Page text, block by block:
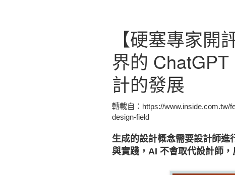
【硬塞專家
界的
計的發展
轉載自：https://www.inside.com.tw/
design-field
生成的設計概念需要設計師進
與實踐，AI 不會取代設計師